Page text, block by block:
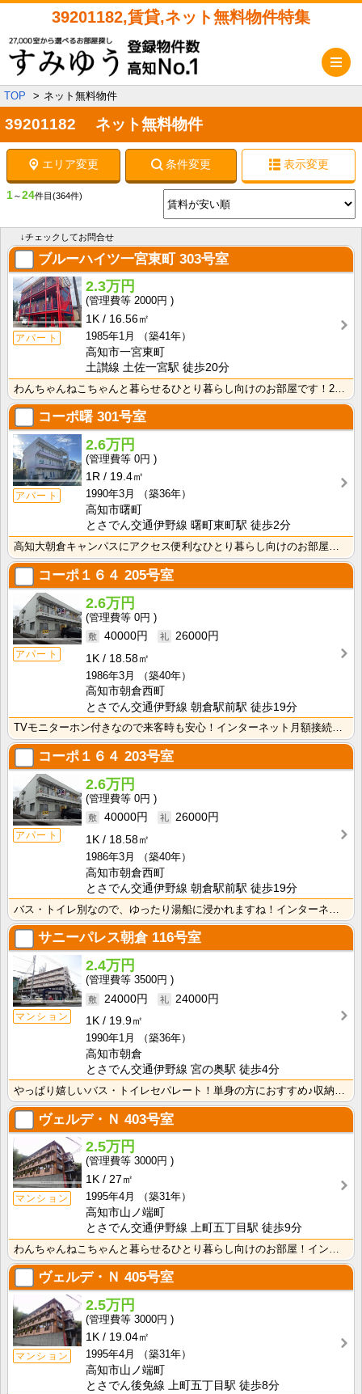
39201182,賃貸,ネット無料物件特集
TOP ネット無料物件
39201182 ネット無料物件
エリア変更 条件変更 表示変更
1～24件目 (364件)
↓チェックしてお問合せ
ブルーハイツ一宮東町303号室
アパート
2.3万円
2000円
1K
16.56㎡
1985年1月
（築41年）
高知市一宮東町
土讃線 土佐一宮駅 徒歩20分
わんちゃんねこちゃんと暮らせるひとり暮らし向けのお部屋です！2026年6月下旬、ネット無料（Wi-F･･･
コーポ曙 301号室
アパート
2.6万円
0円
1R
19.4㎡
1990年3月
（築36年）
高知市曙町
とさでん交通伊野線 曙町東町駅 徒歩2分
高知大朝倉キャンパスにアクセス便利なひとり暮らし向けのお部屋！インターネット月額接続利用料無料・水道･･･
コーポ１６４ 205号室
アパート
2.6万円
0円
40000円
26000円
1K
18.58㎡
1986年3月
（築40年）
高知市朝倉西町
とさでん交通伊野線 朝倉駅前駅 徒歩19分
TVモニターホン付きなので来客時も安心！インターネット月額接続使用無料なので、月々の生活費の節約にも･･･
コーポ１６４ 203号室
アパート
2.6万円
0円
40000円
26000円
1K
18.58㎡
1986年3月
（築40年）
高知市朝倉西町
とさでん交通伊野線 朝倉駅前駅 徒歩19分
サニーパレス朝倉116号室
マンション
2.4万円
3500円
24000円
24000円
1K
19.9㎡
1990年1月
（築36年）
高知市朝倉
とさでん交通伊野線 宮の奥駅 徒歩4分
ヴェルデ・Ｎ 403号室
マンション
2.5万円
3000円
1K
27㎡
1995年4月
（築31年）
高知市山ノ端町
とさでん交通伊野線 上町五丁目駅 徒歩9分
ヴェルデ・Ｎ 405号室
マンション
2.5万円
3000円
1K
19.04㎡
1995年4月
（築31年）
高知市山ノ端町
とさでん後免線 上町五丁目駅 徒歩8分